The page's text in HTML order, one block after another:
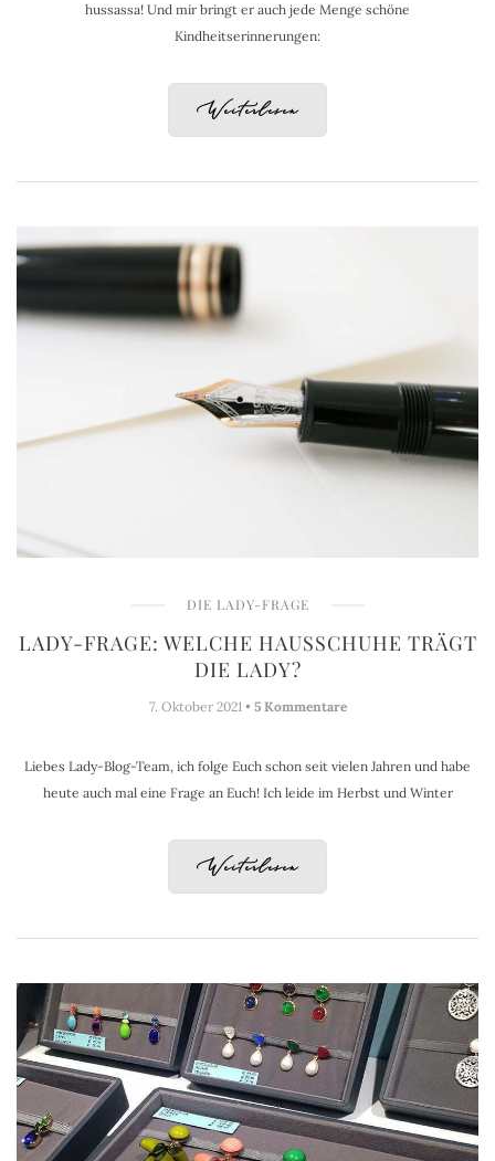
hussassa! Und mir bringt er auch jede Menge schöne
Kindheitserinnerungen:
Weiterlesen
DIE LADY-FRAGE
LADY-FRAGE: WELCHE HAUSSCHUHE TRÄGT
DIE LADY?
7. Oktober 2021 • 5 Kommentare
Liebes Lady-Blog-Team, ich folge Euch schon seit vielen Jahren und habe
heute auch mal eine Frage an Euch! Ich leide im Herbst und Winter
Weiterlesen